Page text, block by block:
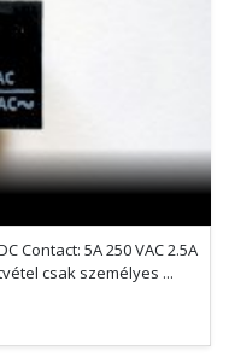
Contact: 5A 250 VAC 2.5A
csak személyes ...